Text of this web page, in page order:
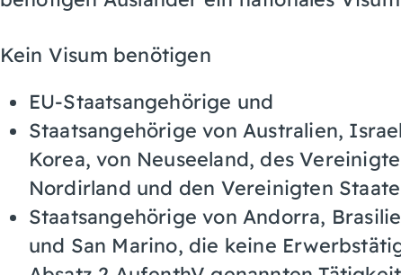
Kein Visum benötigen
EU-Staatsangehörige und
Staatsangehörige von Australien,
Korea, von Neuseeland, des
Nordirland und den Vereinigten
Staatsangehörige von Andorra,
und San Marino, die keine